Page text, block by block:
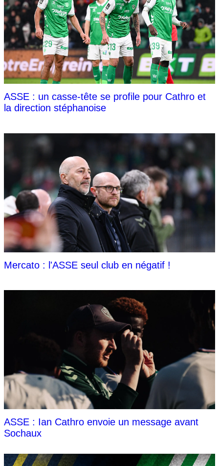
ASSE : un casse-tête se profile pour Cathro et
la direction stéphanoise
Mercato : l'ASSE seul club en négatif !
ASSE : Ian Cathro envoie un message avant
Sochaux